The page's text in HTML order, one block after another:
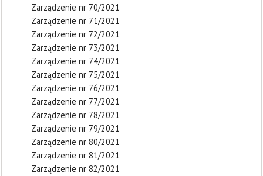
Zarządzenie nr 70/2021
Zarządzenie nr 71/2021
Zarządzenie nr 72/2021
Zarządzenie nr 73/2021
Zarządzenie nr 74/2021
Zarządzenie nr 75/2021
Zarządzenie nr 76/2021
Zarządzenie nr 77/2021
Zarządzenie nr 78/2021
Zarządzenie nr 79/2021
Zarządzenie nr 80/2021
Zarządzenie nr 81/2021
Zarządzenie nr 82/2021